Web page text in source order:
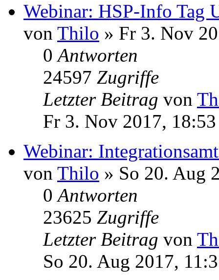
Webinar: HSP-Info Tag
von Thilo » Fr 3. Nov
0Antworten
24597 Zugriffe
Letzter Beitrag von
Fr 3. Nov 2017, 18:53
Webinar:
von Thilo » So 20. Aug
0Antworten
23625 Zugriffe
Letzter Beitrag von
So 20. Aug 2017,